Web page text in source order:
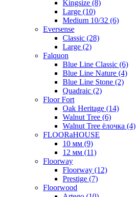
Kingsize (8)
Large (10)
Medium 10/32 (6)
Eversense
Classic (28)
Large (2)
Falquon
Blue Line Classic (6)
Blue Line Nature (4)
Blue Line Stone (2)
Quadraic (2)
Floor Fort
Oak Heritage (14)
Walnut Tree (6)
Walnut Tree ёлочка (4)
FLOORaHOUSE
10 мм (9)
12 мм (11)
Floorway
Floorway (12)
Prestige (7)
Floorwood